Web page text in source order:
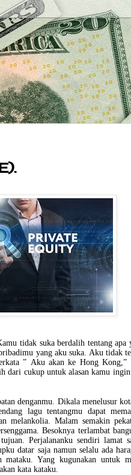
tidak suka berdalih tentang
yang aku suka. Aku tidak
” Aku akan ke Hong Kong,”
dari cukup untuk alasan kamu ingin
denganmu. Dikala menelusur
lagu tentangmu dapat
melankolia. Malam semakin
Besoknya terlambat
Perjalananku sendiri lamat
datar saja namun selalu ada
mataku. Yang kugunakan untuk
kata kataku.